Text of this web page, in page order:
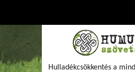
Hulladékcsökkentés a